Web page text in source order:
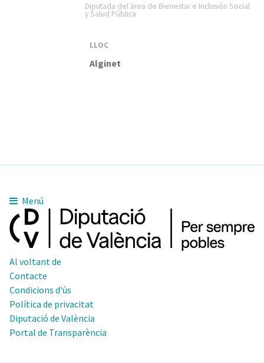
Diputada del área de Bienestar e Inclusión Social
y Salud Pública
LLOC
Alginet
Menú
Al voltant de
Contacte
Condicions d'ús
Política de privacitat
Diputació de València
Portal de Transparència